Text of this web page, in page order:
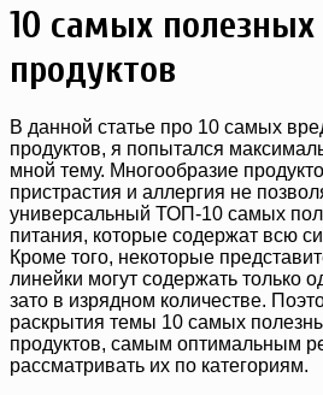
10 самых
продуктов
В данной статье про 10 самых
продуктов, я попытался
мной тему. Многообразие
пристрастия и аллергия не
универсальный ТОП-10 самых
питания, которые содержат всю
Кроме того, некоторые
линейки могут содержать только
зато в изрядном количестве.
раскрытия темы 10 самых
продуктов, самым оптимальным
рассматривать их по категориям.